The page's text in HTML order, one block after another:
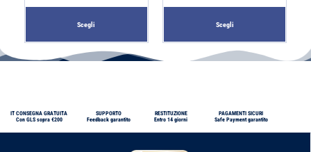
Scegli Scegli
IT CONSEGNA GRATUITA
Con GLS sopra €200
SUPPORTO
Feedback garantito
RESTITUZIONE
Entro 14 giorni
PAGAMENTI SICURI
Safe Payment garantito